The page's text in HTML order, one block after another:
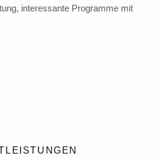
interessante Programme mit